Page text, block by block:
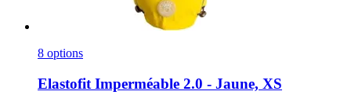
8 options
Elastofit Imperméable 2.0 -​ Jaune, XS